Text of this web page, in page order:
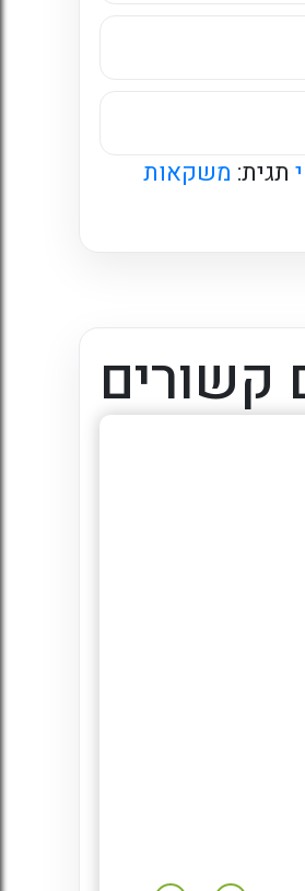
תגית: משקאות
קשורים